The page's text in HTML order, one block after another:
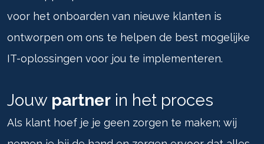
voor het onboarden van nieuwe klanten is
ontworpen om ons te helpen de best mogelijke
IT-oplossingen voor jou te implementeren.
Jouw partner in het proces
Als klant hoef je je geen zorgen te maken; wij